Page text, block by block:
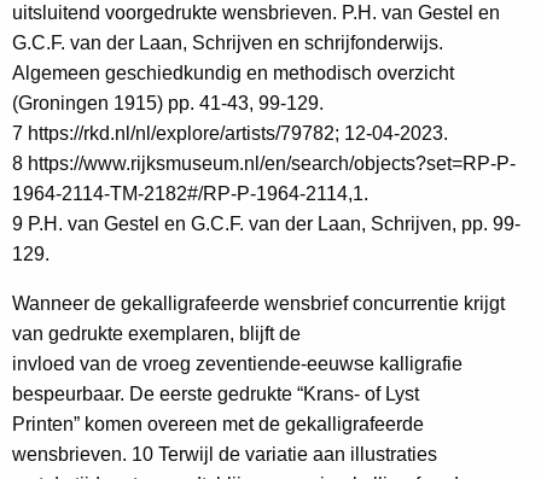
uitsluitend voorgedrukte wensbrieven. P.H. van Gestel en
G.C.F. van der Laan, Schrijven en schrijfonderwijs.
Algemeen geschiedkundig en methodisch overzicht
(Groningen 1915) pp. 41-43, 99-129.
7 https://rkd.nl/nl/explore/artists/79782; 12-04-2023.
8 https://www.rijksmuseum.nl/en/search/objects?set=RP-P-
1964-2114-TM-2182#/RP-P-1964-2114,1.
9 P.H. van Gestel en G.C.F. van der Laan, Schrijven, pp. 99-
129.
Wanneer de gekalligrafeerde wensbrief concurrentie krijgt
van gedrukte exemplaren, blijft de
invloed van de vroeg zeventiende-eeuwse kalligrafie
bespeurbaar. De eerste gedrukte “Krans- of Lyst
Printen” komen overeen met de gekalligrafeerde
wensbrieven. 10 Terwijl de variatie aan illustraties